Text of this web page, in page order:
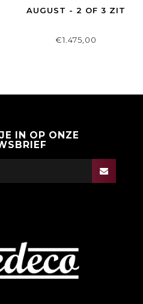
AUGUST - 2 OF 3 ZIT
€1.475,00
IN OP ONZE